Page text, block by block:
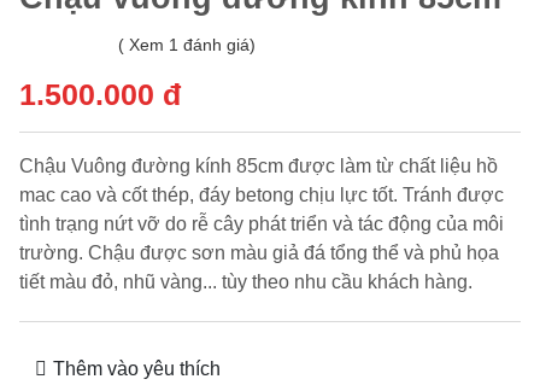
( Xem 1 đánh giá)
1.500.000 đ
Chậu Vuông đường kính 85cm được làm từ chất liệu hồ
mac cao và cốt thép, đáy betong chịu lực tốt. Tránh được
tình trạng nứt vỡ do rễ cây phát triển và tác động của môi
trường. Chậu được sơn màu giả đá tổng thể và phủ họa
tiết màu đỏ, nhũ vàng... tùy theo nhu cầu khách hàng.
Thêm vào yêu thích